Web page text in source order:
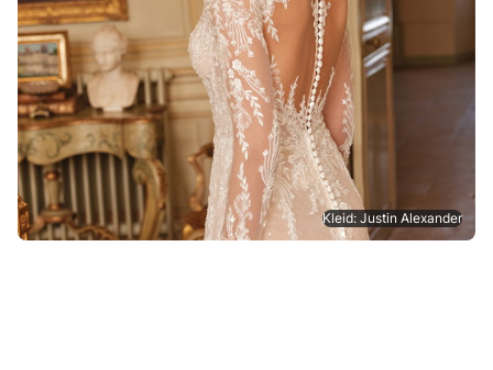
Kleid: Justin Alexander